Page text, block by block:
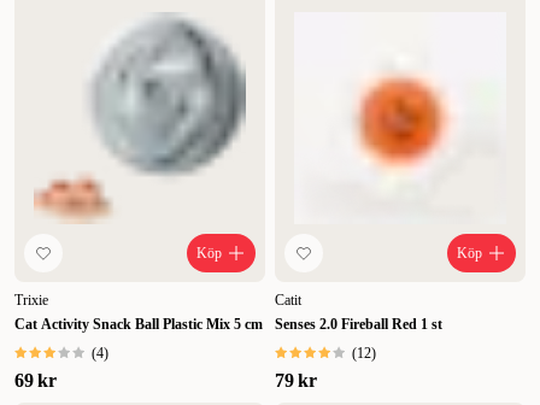
Köp
Trixie
Cat Activity Snack Ball Plastic Mix 5 cm
(4)
69 kr
Köp
Catit
Senses 2.0 Fireball Red 1 st
(12)
79 kr